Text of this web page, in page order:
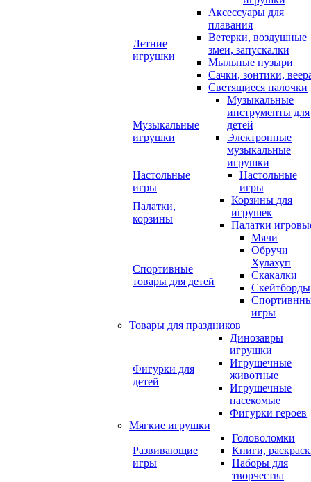
Летние
игрушки
Аксессуары для
плавания
Ветерки, воздушные
змеи, запускалки
Мыльные пузыри
Сачки, зонтики,
Светящиеся палочки
Музыкальные
игрушки
Музыкальные
инструменты для
детей
Электронные
музыкальные
игрушки
Настольные
игры
Настольные
игры
Палатки,
корзины
Корзины для
игрушек
Палатки
Спортивные
товары для детей
Мячи
Обручи
Хулахуп
Скакалки
Скейтборды
игры
Товары для праздников
Фигурки для
детей
Динозавры
игрушки
Игрушечные
животные
Игрушечные
насекомые
Фигурки героев
Мягкие игрушки
Развивающие
игры
Головоломки
Книги,
Наборы для
творчества